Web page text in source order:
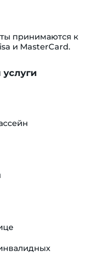
принимаются к
и MasterCard.